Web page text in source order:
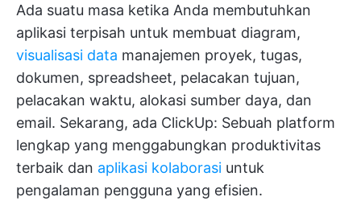
Ada suatu masa ketika Anda membutuhkan
aplikasi terpisah untuk membuat diagram,
visualisasi data manajemen proyek, tugas,
dokumen, spreadsheet, pelacakan tujuan,
pelacakan waktu, alokasi sumber daya, dan
email. Sekarang, ada ClickUp: Sebuah platform
lengkap yang menggabungkan produktivitas
terbaik dan aplikasi kolaborasi untuk
pengalaman pengguna yang efisien.